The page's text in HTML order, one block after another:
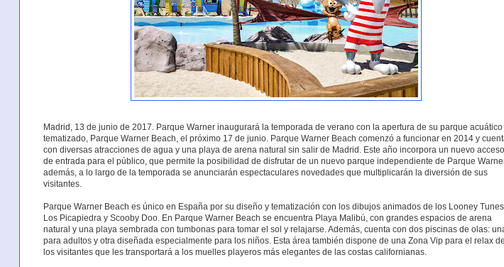
Madrid, 13 de junio de 2017. Parque Warner inaugurará la temporada de verano con la apertura de su parque acuático
tematizado, Parque Warner Beach, el próximo 17 de junio. Parque Warner Beach comenzó a funcionar en 2014 y
con diversas atracciones de agua y una playa de arena natural sin salir de Madrid. Este año incorpora un nuevo acceso
de entrada para el público, que permite la posibilidad de disfrutar de un nuevo parque independiente de Parque
además, a lo largo de la temporada se anunciarán espectaculares novedades que multiplicarán la diversión de sus
visitantes.
Parque Warner Beach es único en España por su diseño y tematización con los dibujos animados de los Looney
Los Picapiedra y Scooby Doo. En Parque Warner Beach se encuentra Playa Malibú, con grandes espacios de arena
natural y una playa sembrada con tumbonas para tomar el sol y relajarse. Además, cuenta con dos piscinas de olas:
para adultos y otra diseñada especialmente para los niños. Esta área también dispone de una Zona Vip para el relax de
los visitantes que les transportará a los muelles playeros más elegantes de las costas californianas.